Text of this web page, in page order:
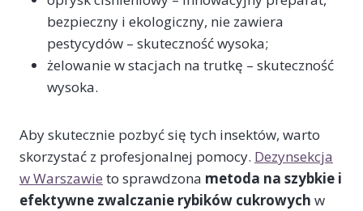
bezpieczny i ekologiczny, nie zawiera
pestycydów – skuteczność wysoka;
żelowanie w stacjach na trutkę – skuteczność
wysoka.
Aby skutecznie pozbyć się tych insektów, warto
skorzystać z profesjonalnej pomocy. Dezynsekcja
w Warszawie to sprawdzona metoda na szybkie i
efektywne zwalczanie rybików cukrowych w